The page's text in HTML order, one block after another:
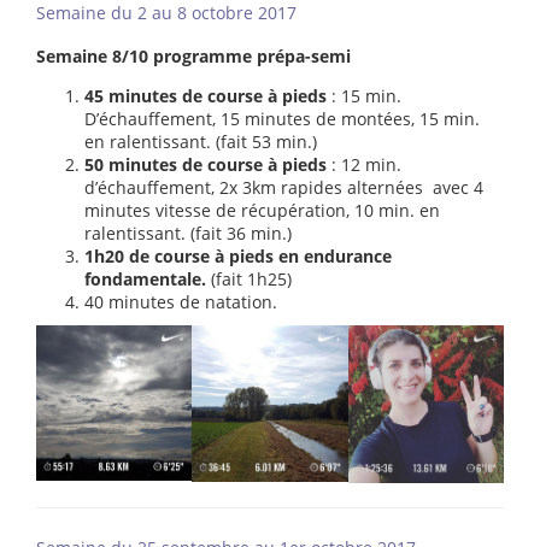
Semaine du 2 au 8 octobre 2017
Semaine 8/10 programme prépa-semi
45 minutes de course à pieds : 15 min.
D’échauffement, 15 minutes de montées, 15 min.
en ralentissant. (fait 53 min.)
50 minutes de course à pieds : 12 min.
d’échauffement, 2x 3km rapides alternées avec 4
minutes vitesse de récupération, 10 min. en
ralentissant. (fait 36 min.)
1h20 de course à pieds en endurance
fondamentale. (fait 1h25)
40 minutes de natation.